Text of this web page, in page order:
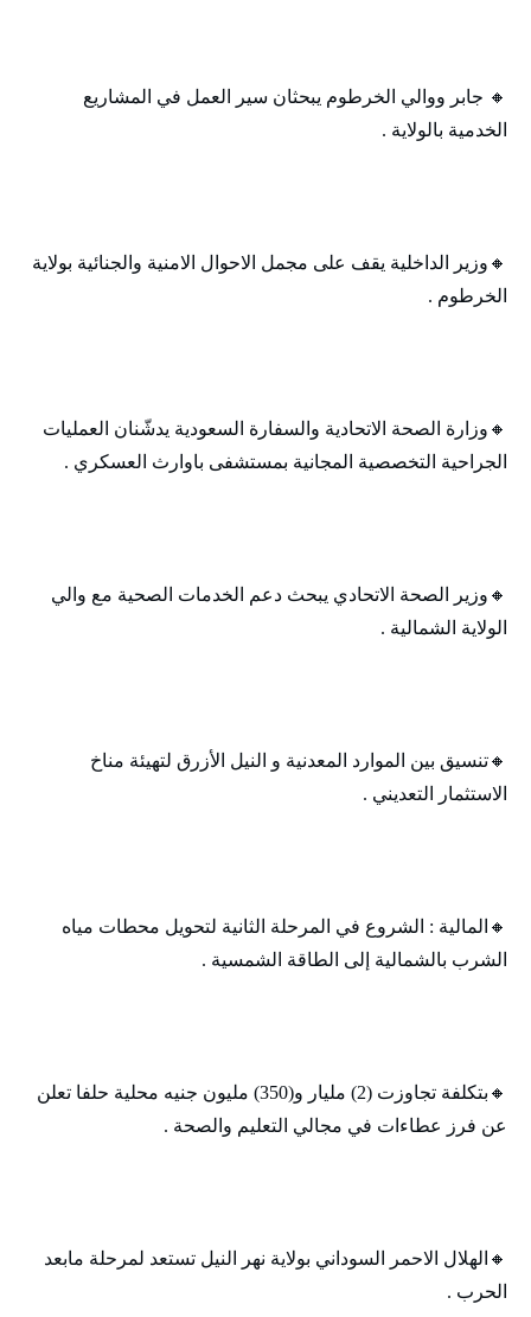
🔸‬ جابر ووالي الخرطوم يبحثان سير العمل في المشاريع
الخدمية بالولاية .
🔸‬‏وزير الداخلية يقف على مجمل الاحوال الامنية والجنائية بولاية
الخرطوم .
🔸‬‏وزارة الصحة الاتحادية والسفارة السعودية يدشّنان العمليات
الجراحية التخصصية المجانية بمستشفى باوارث العسكري .
🔸‬‏وزير الصحة الاتحادي يبحث دعم الخدمات الصحية مع والي
الولاية الشمالية .
🔸‬‏تنسيق بين الموارد المعدنية و النيل الأزرق لتهيئة مناخ
الاستثمار التعديني .
🔸‬‏المالية : الشروع في المرحلة الثانية لتحويل محطات مياه
الشرب بالشمالية إلى الطاقة الشمسية .
🔸‬‏بتكلفة تجاوزت (2) مليار و(350) مليون جنيه محلية حلفا تعلن
عن فرز عطاءات في مجالي التعليم والصحة .
🔸‬‏الهلال الاحمر السوداني بولاية نهر النيل تستعد لمرحلة مابعد
الحرب .